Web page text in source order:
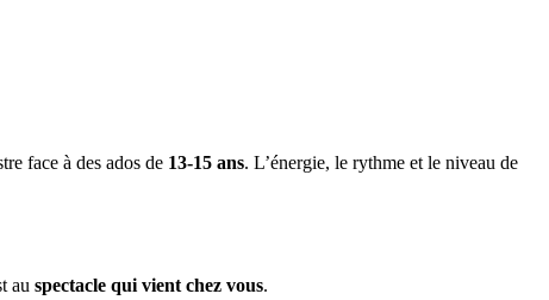
face à des ados de 13-15 ans. L’énergie, le rythme et le niveau de
au spectacle qui vient chez vous.